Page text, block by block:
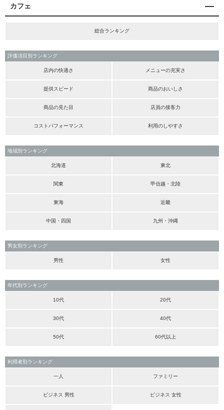
カフェ
総合ランキング
評価項目別ランキング
店内の快適さ メニューの充実さ
提供スピード 商品のおいしさ
商品の見た目 店員の接客力
コストパフォーマンス 利用のしやすさ
地域別ランキング
北海道 東北
関東 甲信越・北陸
東海 近畿
中国・四国 九州・沖縄
男女別ランキング
男性 女性
年代別ランキング
10代 20代
30代 40代
50代 60代以上
利用者別ランキング
一人 ファミリー
ビジネス 男性 ビジネス 女性